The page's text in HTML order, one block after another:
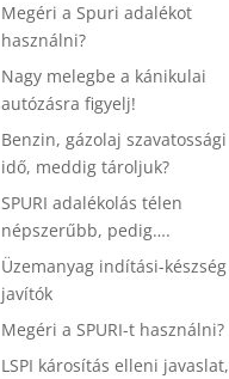
Megéri a Spuri adalékot
használni?
Nagy melegbe a kánikulai
autózásra figyelj!
Benzin, gázolaj szavatossági
idő, meddig tároljuk?
SPURI adalékolás télen
népszerűbb, pedig….
Üzemanyag indítási-készség
javítók
Megéri a SPURI-t használni?
LSPI károsítás elleni javaslat,